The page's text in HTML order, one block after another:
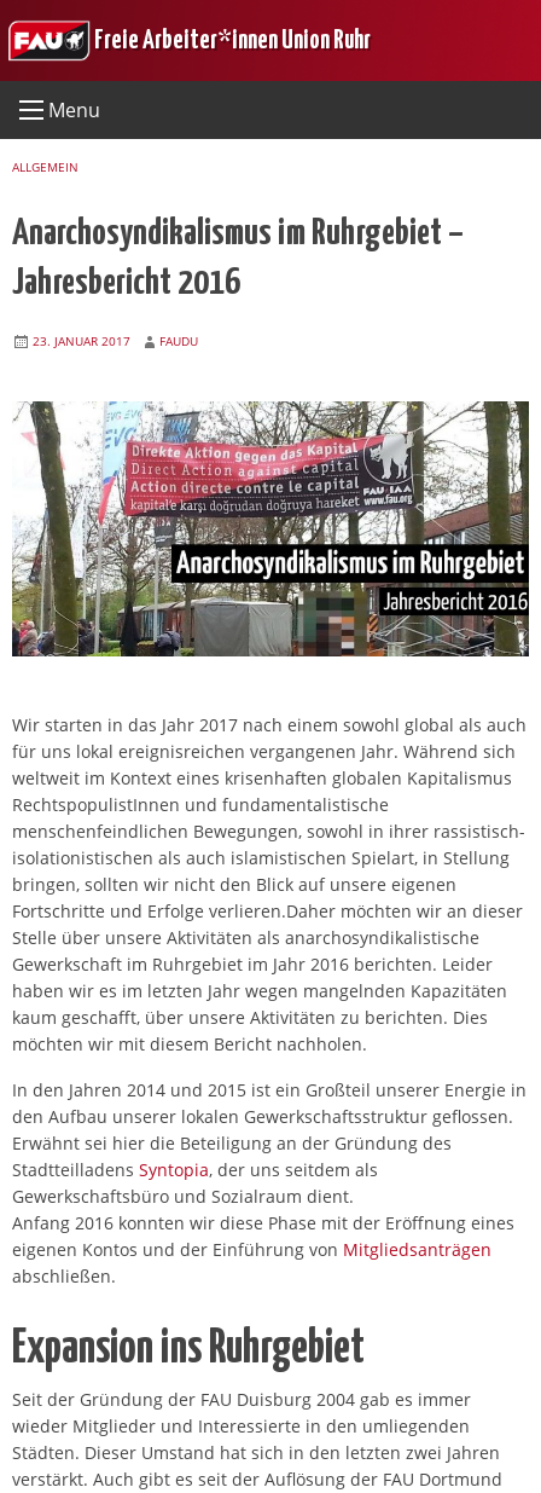
to
Freie Arbeiter*innen Union Ruhr
Menu
ALLGEMEIN
Anarchosyndikalismus im Ruhrgebiet –
Jahresbericht 2016
23. JANUAR 2017 FAUDU
Wir starten in das Jahr 2017 nach einem sowohl global als auch
für uns lokal ereignisreichen vergangenen Jahr. Während sich
weltweit im Kontext eines krisenhaften globalen Kapitalismus
RechtspopulistInnen und fundamentalistische
menschenfeindlichen Bewegungen, sowohl in ihrer rassistisch-
isolationistischen als auch islamistischen Spielart, in Stellung
bringen, sollten wir nicht den Blick auf unsere eigenen
Fortschritte und Erfolge verlieren.Daher möchten wir an dieser
Stelle über unsere Aktivitäten als anarchosyndikalistische
Gewerkschaft im Ruhrgebiet im Jahr 2016 berichten. Leider
haben wir es im letzten Jahr wegen mangelnden Kapazitäten
kaum geschafft, über unsere Aktivitäten zu berichten. Dies
möchten wir mit diesem Bericht nachholen.
In den Jahren 2014 und 2015 ist ein Großteil unserer Energie in
den Aufbau unserer lokalen Gewerkschaftsstruktur geflossen.
Erwähnt sei hier die Beteiligung an der Gründung des
Stadtteilladens Syntopia, der uns seitdem als
Gewerkschaftsbüro und Sozialraum dient.
Anfang 2016 konnten wir diese Phase mit der Eröffnung eines
eigenen Kontos und der Einführung von Mitgliedsanträgen
abschließen.
Expansion ins Ruhrgebiet
Seit der Gründung der FAU Duisburg 2004 gab es immer
wieder Mitglieder und Interessierte in den umliegenden
Städten. Dieser Umstand hat sich in den letzten zwei Jahren
verstärkt. Auch gibt es seit der Auflösung der FAU Dortmund